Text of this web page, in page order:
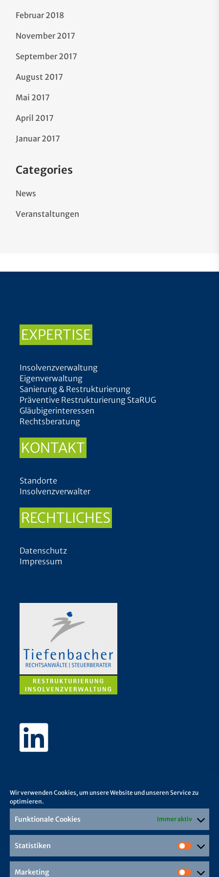
Wir verwenden Cookies, um unsere Website und unseren Service zu
optimieren.
Funktionale Cookies Immer aktiv
Statistiken
Marketing
Februar 2018
November 2017
September 2017
August 2017
Mai 2017
April 2017
Januar 2017
Categories
News
Veranstaltungen
EXPERTISE
Insolvenzverwaltung
Eigenverwaltung
Sanierung & Restrukturierung
Präventive Restrukturierung StaRUG
Gläubigerinteressen
Rechtsberatung
KONTAKT
Standorte
Insolvenzverwalter
RECHTLICHES
Datenschutz
Impressum